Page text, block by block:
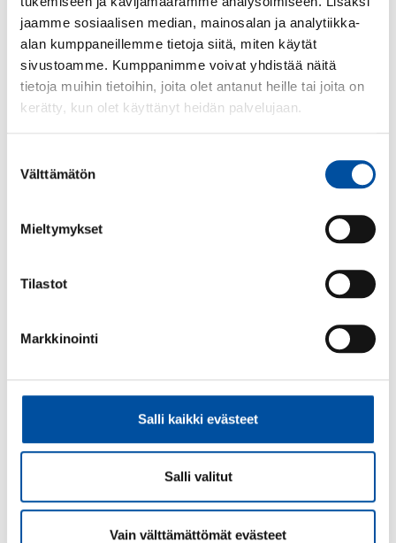
jaamme sosiaalisen median, mainosalan ja analytiikka-
alan kumppaneillemme tietoja siitä, miten käytät
sivustoamme. Kumppanimme voivat yhdistää näitä
tietoja muihin tietoihin, joita olet antanut heille tai joita on
kerätty, kun olet käyttänyt heidän palvelujaan.
valinta
Välttämätön
Mieltymykset
Tilastot
Markkinointi
Salli kaikki evästeet
Salli valitut
Vain välttämättömät evästeet
Lisää aiheesta
Työterveyslaitos partnereinaan Teknologian
THL, Jyväskylän yliopisto ja Tampereen
ammattikorkeakoulu. Tutkimusta rahoittaa strategisen
tutkimuksen neuvosto, joka toimii Suomen Akatemian
yhteydessä.
innovaatiokilpailu
Työterveyslaitos
Kun arjen oivallus muuttaa
työtä: hoivatyön innovaatioita